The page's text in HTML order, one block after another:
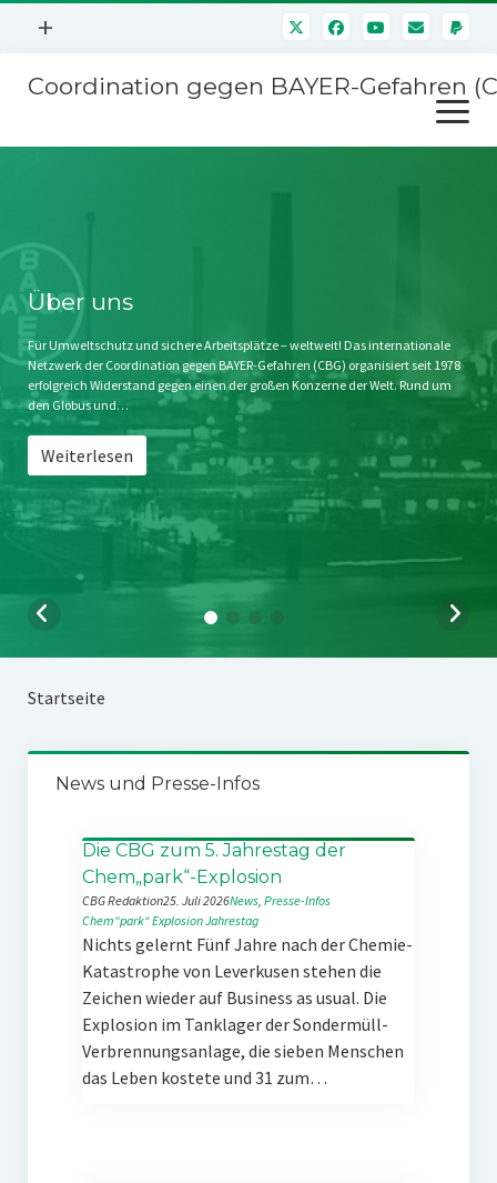
Menü
+
Mitmachen
Kontakt
Impressum
Störfälle
Coordination gegen BAYER-Gefahren
Menü
öffnen
Stichwort BAYER
Jahrestagung
SPENDEN
Über uns
Für Umweltschutz und sichere Arbeitsplätze – weltweit! Das internationale
Netzwerk der Coordination gegen BAYER-Gefahren (CBG) organisiert seit 1978
erfolgreich Widerstand gegen einen der großen Konzerne der Welt. Rund um
den Globus und…
Weiterlesen
Startseite
News und Presse-Infos
Die CBG zum 5. Jahrestag der
Chem„park“-Explosion
CBG Redaktion25. Juli 2026News, Presse-Infos
Chem“park“ExplosionJahrestag
Nichts gelernt Fünf Jahre nach der Chemie-
Katastrophe von Leverkusen stehen die
Zeichen wieder auf Business as usual. Die
Explosion im Tanklager der Sondermüll-
Verbrennungsanlage, die sieben Menschen
das Leben kostete und 31 zum…